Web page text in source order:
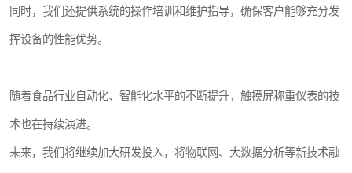
同时，我们还提供系统的操作培训和维护指导，确保客户能够充分发
挥设备的性能优势。
随着食品行业自动化、智能化水平的不断提升，触摸屏称重仪表的技
术也在持续演进。
未来，我们将继续加大研发投入，将物联网、大数据分析等新技术融